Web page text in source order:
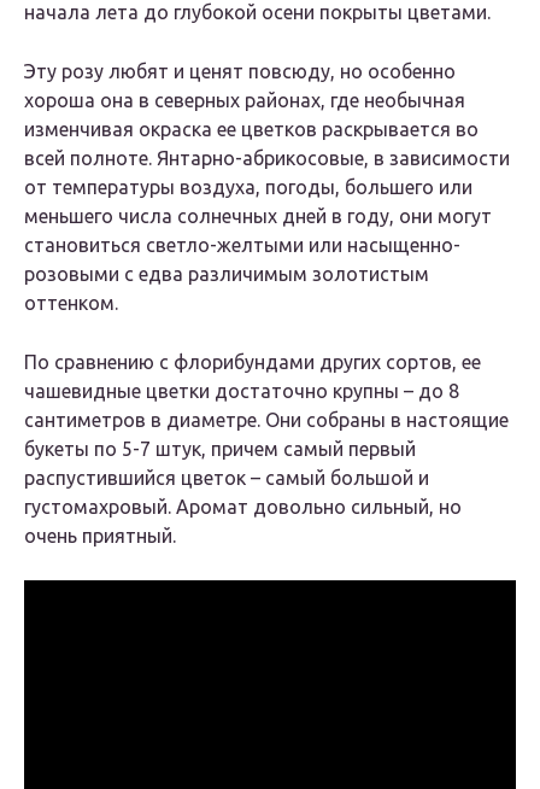
начала лета до глубокой осени покрыты цветами.
Эту розу любят и ценят повсюду, но особенно
хороша она в северных районах, где необычная
изменчивая окраска ее цветков раскрывается во
всей полноте. Янтарно-абрикосовые, в зависимости
от температуры воздуха, погоды, большего или
меньшего числа солнечных дней в году, они могут
становиться светло-желтыми или насыщенно-
розовыми с едва различимым золотистым
оттенком.
По сравнению с флорибундами других сортов, ее
чашевидные цветки достаточно крупны – до 8
сантиметров в диаметре. Они собраны в настоящие
букеты по 5-7 штук, причем самый первый
распустившийся цветок – самый большой и
густомахровый. Аромат довольно сильный, но
очень приятный.